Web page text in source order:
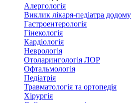
Алергологія
Виклик лікаря-педіатра додому
Гастроентерологія
Гінекологія
Кардіологія
Неврологія
Отоларингологія ЛОР
Офтальмологія
Педіатрія
Травматологія та ортопедія
Хірургія